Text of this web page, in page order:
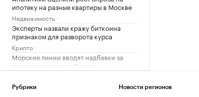
ипотеку на разные квартиры в Москве
Недвижимость
Эксперты назвали кражу биткоина
признаком для разворота курса
Крипто
Морские линии вводят надбавки за
риски на маршруте Турция-
Новороссийск
Кавказ
Рубрики Новости регионов